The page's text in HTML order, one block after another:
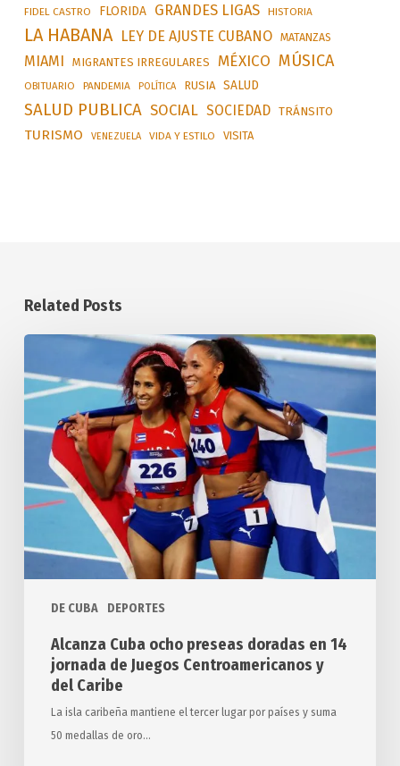
FIDEL CASTRO FLORIDA GRANDES LIGAS HISTORIA
LA HABANA LEY DE AJUSTE CUBANO MATANZAS
MIAMI MIGRANTES IRREGULARES MÉXICO MÚSICA
OBITUARIO PANDEMIA POLÍTICA RUSIA SALUD
SALUD PUBLICA SOCIAL SOCIEDAD TRÁNSITO
TURISMO VENEZUELA VIDA Y ESTILO VISITA
Related Posts
DE CUBA DEPORTES
ocho
preseas
doradas
14
jornada
Juegos
Centroamericanos
CaribeAlcanza Cuba ocho preseas doradas en 14
jornada de Juegos Centroamericanos y
del Caribe
La isla caribeña mantiene el tercer lugar por países y suma
50 medallas de oro…